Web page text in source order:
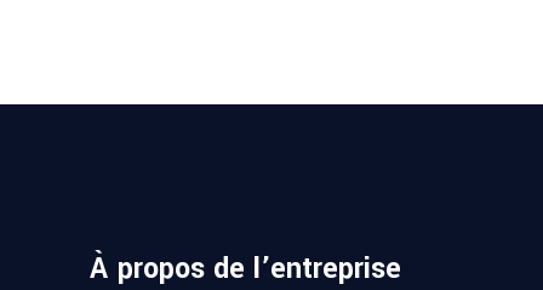
À propos de l’entreprise